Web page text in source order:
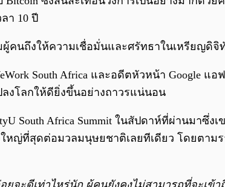
า 10 ปี
คนถึงให้ความเชื่อมั่นและศรัทธาในเหรียญดิ
South Africa และอดีตหัวหน้า Google
งโลกให้ดียิ่งขึ้นอย่างถาวรแน่นอน
South Africa Summit ในสัปดาห์ที่ผ่านมาซึ่ง
ญ่ที่สุดต่อมวลมนุษยชาติเลยทีเดียว โดยตามรา